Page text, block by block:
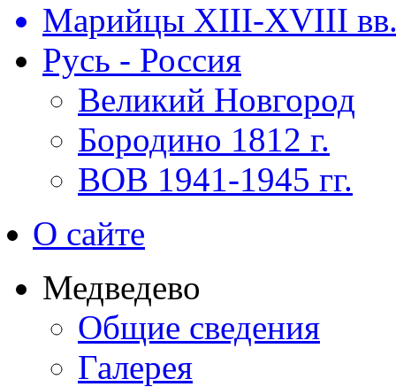
Марийцы XIII-XVIII
Русь - Россия
Великий Новгород
Бородино 1812 г.
ВОВ 1941-1945 гг.
О сайте
Медведево
Общие сведения
Галерея